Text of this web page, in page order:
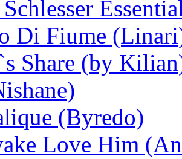
Di Fiume
Share (by
(Byredo)
Love Him